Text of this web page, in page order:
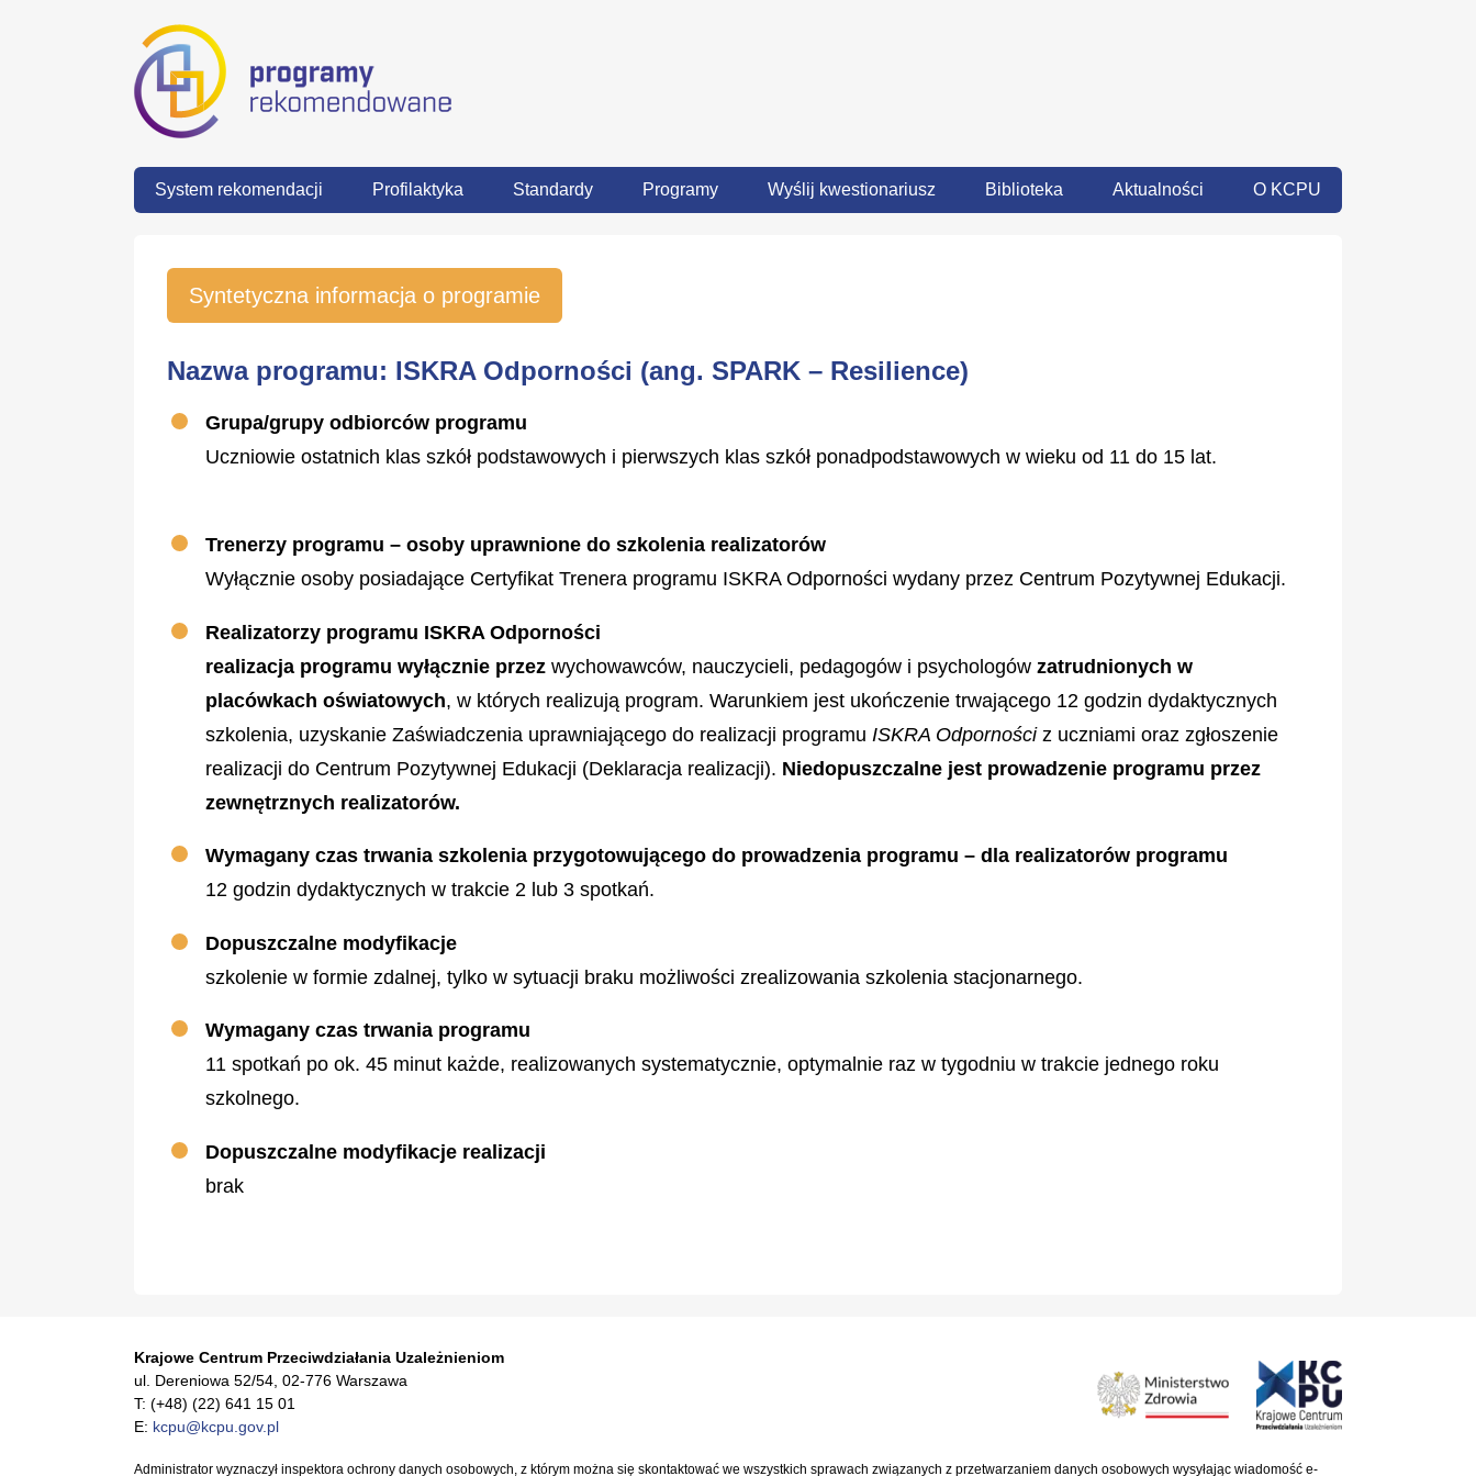
System rekomendacji Profilaktyka Standardy Programy Wyślij kwestionariusz Biblioteka Aktualności O KCPU
Syntetyczna informacja o programie
Nazwa programu: ISKRA Odporności (ang. SPARK – Resilience)
Grupa/grupy odbiorców programu
Uczniowie ostatnich klas szkół podstawowych i pierwszych klas szkół ponadpodstawowych w wieku od 11 do 15 lat.
Trenerzy programu – osoby uprawnione do szkolenia realizatorów
Wyłącznie osoby posiadające Certyfikat Trenera programu ISKRA Odporności wydany przez Centrum Pozytywnej Edukacji.
Realizatorzy programu ISKRA Odporności
realizacja programu wyłącznie przezwychowawców, nauczycieli, pedagogów i psychologówzatrudnionych w
placówkach oświatowych, w których realizują program. Warunkiem jest ukończenie trwającego 12 godzin dydaktycznych
szkolenia, uzyskanie Zaświadczenia uprawniającego do realizacji programu ISKRA Odpornościz uczniami oraz zgłoszenie
realizacji do Centrum Pozytywnej Edukacji (Deklaracja realizacji). Niedopuszczalne jest prowadzenie programu przez
zewnętrznych realizatorów.
Wymagany czas trwania szkolenia przygotowującego do prowadzenia programu – dla realizatorów programu
12 godzin dydaktycznych w trakcie 2 lub 3 spotkań.
Dopuszczalne modyfikacje
szkolenie w formie zdalnej, tylko w sytuacji braku możliwości zrealizowania szkolenia stacjonarnego.
Wymagany czas trwania programu
11 spotkań po ok. 45 minut każde, realizowanych systematycznie, optymalnie raz w tygodniu w trakcie jednego roku
szkolnego.
Dopuszczalne modyfikacje realizacji
brak
Krajowe Centrum Przeciwdziałania Uzależnieniom
ul. Dereniowa 52/54, 02-776 Warszawa
T: (+48) (22) 641 15 01
E: kcpu@kcpu.gov.pl
Administrator wyznaczył inspektora ochrony danych osobowych, z którym można się skontaktować we wszystkich sprawach związanych z przetwarzaniem danych osobowych wysyłając wiadomość e-